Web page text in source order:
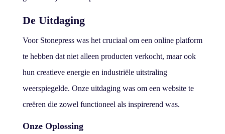
De Uitdaging
Voor Stonepress was het cruciaal om een online platform
te hebben dat niet alleen producten verkocht, maar ook
hun creatieve energie en industriële uitstraling
weerspiegelde. Onze uitdaging was om een website te
creëren die zowel functioneel als inspirerend was.
Onze Oplossing